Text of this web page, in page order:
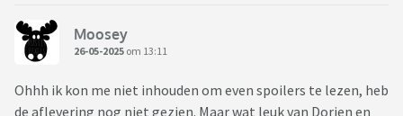
Moosey
26-05-2025 om 13:11
Ohhh ik kon me niet inhouden om even spoilers te lezen, heb
de aflevering nog niet gezien. Maar wat leuk van Dorien en